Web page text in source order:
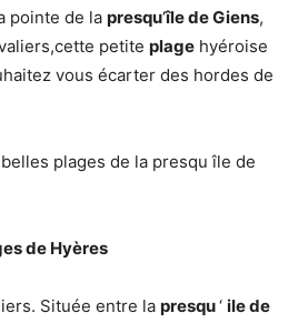
pointe de la presqu‘île de Giens,
petite plage hyéroise
vous écarter des hordes de
plages de la presqu île de
de Hyères
Située entre la presqu‘ ile de